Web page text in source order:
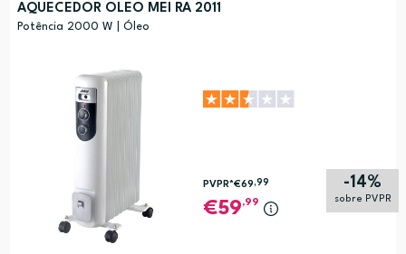
AQUECEDOR OLEO MEI RA 2011
Potência 2000 W | Óleo
-14%
sobre PVPR
PVPR*€69,99
59,99